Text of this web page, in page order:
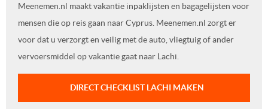
Meenemen.nl maakt vakantie inpaklijsten en bagagelijsten voor
mensen die op reis gaan naar Cyprus. Meenemen.nl zorgt er
voor dat u verzorgt en veilig met de auto, vliegtuig of ander
vervoersmiddel op vakantie gaat naar Lachi.
DIRECT CHECKLIST LACHI MAKEN